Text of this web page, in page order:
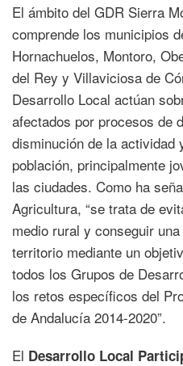
El ámbito del GDR Sierra
comprende los municipios
Hornachuelos, Montoro,
del Rey y Villaviciosa de
Desarrollo Local actúan
afectados por procesos de
disminución de la actividad
población, principalmente
las ciudades. Como ha
Agricultura, “se trata de
medio rural y conseguir
territorio mediante un
todos los Grupos de
los retos específicos del
de Andalucía 2014-2020”.
El Desarrollo Local